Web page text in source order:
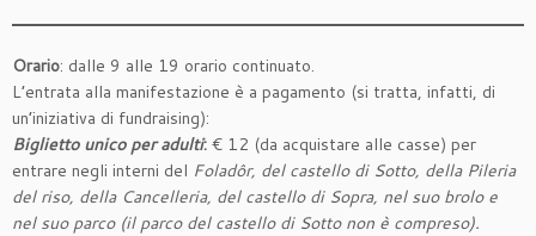
Orario: dalle 9 alle 19 orario continuato.
L’entrata alla manifestazione è a pagamento (si tratta, infatti, di
un’iniziativa di fundraising):
Biglietto unico per adulti: € 12 (da acquistare alle casse) per
entrare negli interni del Foladôr, del castello di Sotto, della Pileria
del riso, della Cancelleria, del castello di Sopra, nel suo brolo e
nel suo parco (il parco del castello di Sotto non è compreso).